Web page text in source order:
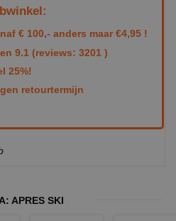
€ 100,- anders maar €4,95 !
9.1 (reviews: 3201 )
25%!
retourtermijn
APRES SKI